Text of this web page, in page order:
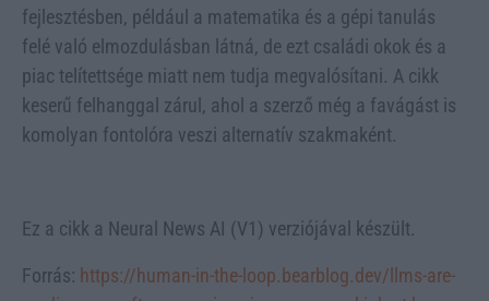
fejlesztésben, például a matematika és a gépi tanulás
felé való elmozdulásban látná, de ezt családi okok és a
piac telítettsége miatt nem tudja megvalósítani. A cikk
keserű felhanggal zárul, ahol a szerző még a favágást is
komolyan fontolóra veszi alternatív szakmaként.
Ez a cikk a Neural News AI (V1) verziójával készült.
Forrás: https://human-in-the-loop.bearblog.dev/llms-are-